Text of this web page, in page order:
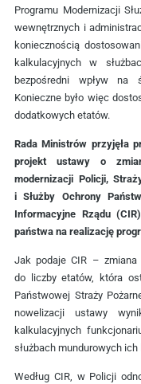
Programu Modernizacji
wewnętrznych i
koniecznością
kalkulacyjnych w
bezpośredni wpływ na
Konieczne było więc
dodatkowych etatów.
Rada Ministrów przyjęła
projekt ustawy o
modernizacji Policji,
i Służby Ochrony
Informacyjne Rządu
państwa na realizację
Jak podaje CIR – zmiana
do liczby etatów, która
Państwowej Straży
nowelizacji ustawy
kalkulacyjnych
służbach mundurowych ich
Według CIR, w Policji